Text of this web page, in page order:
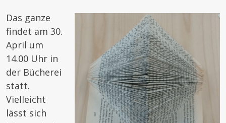
Das ganze
findet am 30.
April um
14.00 Uhr in
der Bücherei
statt.
Vielleicht
lässt sich